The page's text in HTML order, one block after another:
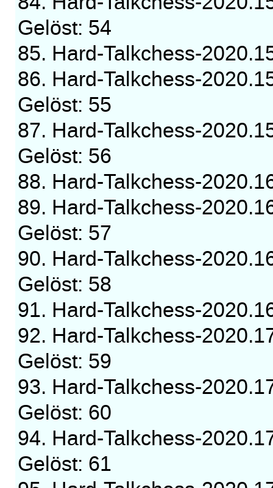
Gelöst: 54
85. Hard-Talkchess-
86. Hard-Talkchess-
Gelöst: 55
87. Hard-Talkchess-
Gelöst: 56
88. Hard-Talkchess-
89. Hard-Talkchess-
Gelöst: 57
90. Hard-Talkchess-
Gelöst: 58
91. Hard-Talkchess-
92. Hard-Talkchess-
Gelöst: 59
93. Hard-Talkchess-
Gelöst: 60
94. Hard-Talkchess-
Gelöst: 61